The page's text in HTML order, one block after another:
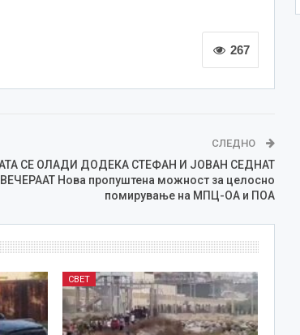
267
СЛЕДНО
СЕ ОЛАДИ ДОДЕКА СТЕФАН И ЈОВАН СЕДНАТ
Нова пропуштена можност за целосно
помирување на МПЦ-ОА и ПОА
СВЕТ